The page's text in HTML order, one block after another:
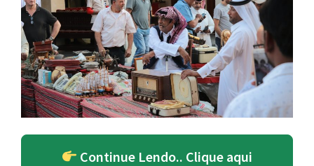
Continue Lendo.. Clique aqui